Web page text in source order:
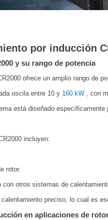
por inducción
y su rango de potencia
ofrece un amplio rango de
oscila entre 10 y 160 kW , con
está diseñado
incluyen:
rotor.
otros sistemas de
preciso, lo cual es
en aplicaciones de